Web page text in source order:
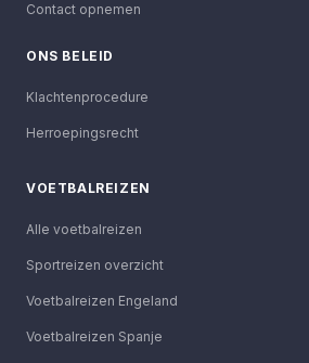
Contact opnemen
ONS BELEID
Klachtenprocedure
Herroepingsrecht
VOETBALREIZEN
Alle voetbalreizen
Sportreizen overzicht
Voetbalreizen Engeland
Voetbalreizen Spanje